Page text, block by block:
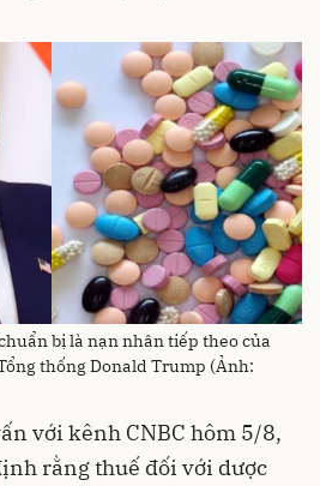
bị là nạn nhân tiếp theo của
thống Donald Trump (Ảnh:
với kênh CNBC hôm 5/8,
rằng thuế đối với dược